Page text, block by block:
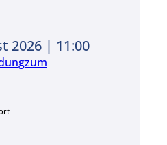
2026 | 11:00
zum